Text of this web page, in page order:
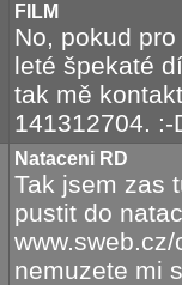
FILM
No, pokud
leté špekaté
tak mě
141312704. :-
Nataceni RD
Tak jsem zas
pustit do
nemuzete mi